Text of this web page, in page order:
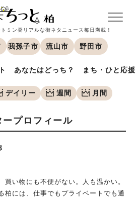
ミン発リアルな街ネタニュース毎日満載！
我孫子市 流山市 野田市
あなたはどっち？ まち・ひと応援
デイリー 週間 月間
ープロフィール
買い物にも不便がない。人も温かい。
柏には、仕事でもプライベートでも通